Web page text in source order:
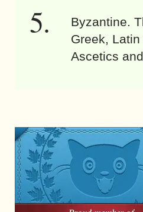
Byzantine.
Greek, Latin
Ascetics